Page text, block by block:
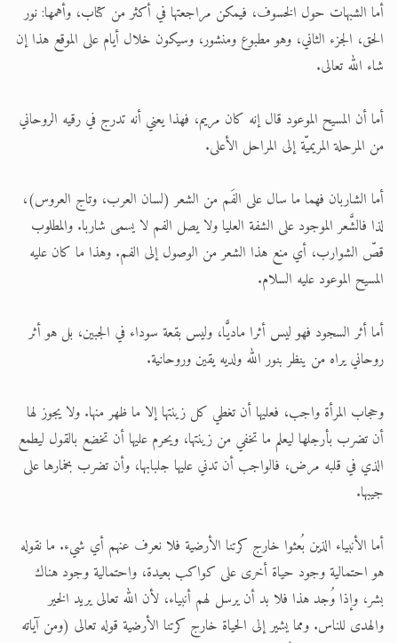
أما الشبهات حول الخسوف، فيمكن مراجعتها في أكثر من كتاب، وأهمها: نور
الحق، الجزء الثاني، وهو مطبوع ومنشور، وسيكون خلال أيام على الموقع هذا إن
شاء الله تعالى.
أما أن المسيح الموعود قال إنه كان مريم، فهذا يعني أنه تدرج في رقيه الروحاني
من المرحلة المريميّة إلى المراحل الأعلى.
أما الشاربان فهما ما سال على الفَم من الشعر (لسان العرب، وتاج العروس)،
لذا فالشَّعر الموجود على الشفة العليا ولا يصل الفم لا يسمى شاربا. والمطلوب
قصّ الشوارب، أي منع هذا الشعر من الوصول إلى الفم. وهذا ما كان عليه
المسيح الموعود عليه السلام.
أما أثر السجود فهو ليس أثرا ماديًّا، وليس بقعة سوداء في الجبين، بل هو أثر
روحاني يراه من ينظر بنور الله ولديه يقين وروحانية.
وحجاب المرأة واجب، فعليها أن تغطي كل زينتها إلا ما ظهر منها. ولا يجوز لها
أن تضرب بأرجلها ليعلم ما تخفي من زينتها، ويحرم عليها أن تخضع بالقول ليطمع
الذي في قلبه مرض، فالواجب أن تدني عليها جلبابها، وأن تضرب بخمارها على
جيبها.
أما الأنبياء الذين بُعثوا خارج كرتنا الأرضية فلا نعرف عنهم أي شيء. ما نقوله
هو احتمالية وجود حياة أخرى على كواكب بعيدة، واحتمالية وجود هناك
بشر، وإذا وُجد هذا فلا بد أن يرسل لهم أنبياء، لأن الله تعالى يريد الخير
والهدى للناس. ومما يشير إلى الحياة خارج كرتنا الأرضية قوله تعالى (ومن آياته